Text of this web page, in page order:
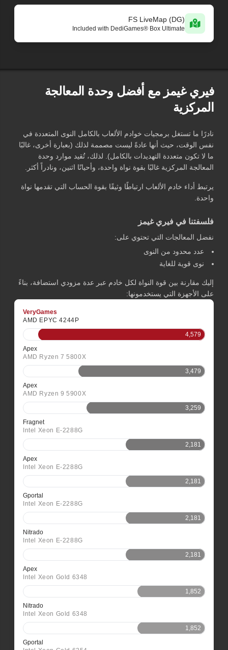
FS LiveMap (DG)
Included with DediGames® Box Ultimate
فيري غيمز مع أفضل وحدة المعالجة
المركزية
نادرًا ما تستغل برمجيات خوادم الألعاب بالكامل النوى المتعددة في
نفس الوقت، حيث أنها عادةً ليست مصممة لذلك (بعبارة أخرى، غالبًا
ما لا تكون متعددة التهديدات بالكامل). لذلك، تُقيد موارد وحدة
المعالجة المركزية غالبًا بقوة نواة واحدة، وأحيانًا اثنين، ونادراً أكثر.
يرتبط أداء خادم الألعاب ارتباطًا وثيقًا بقوة الحساب التي تقدمها نواة
واحدة.
فلسفتنا في فيري غيمز
نفضل المعالجات التي تحتوي على:
عدد محدود من النوى
نوى قوية للغاية
إليك مقارنة بين قوة النواة لكل خادم عبر عدة مزودي استضافة، بناءً
على الأجهزة التي يستخدمونها:
VeryGames
AMD EPYC 4244P
4,579
AMD Ryzen 7 5800X
3,479
AMD Ryzen 9 5900X
3,259
Fragnet
Intel Xeon E-2288G
2,181
Intel Xeon E-2288G
2,181
Gportal
Intel Xeon E-2288G
2,181
Nitrado
Intel Xeon E-2288G
2,181
Intel Xeon Gold 6348
1,852
Nitrado
Intel Xeon Gold 6348
1,852
Gportal